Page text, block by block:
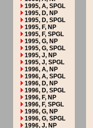
1995, A, SPGL
1995, D, NP
1995, D, SPGL
1995, F, NP
1995, F, SPGL
1995, G, NP
1995, G, SPGL
1995, J, NP
1995, J, SPGL
1996, A, NP
1996, A, SPGL
1996, D, NP
1996, D, SPGL
1996, F, NP
1996, F, SPGL
1996, G, NP
1996, G, SPGL
1996, J, NP